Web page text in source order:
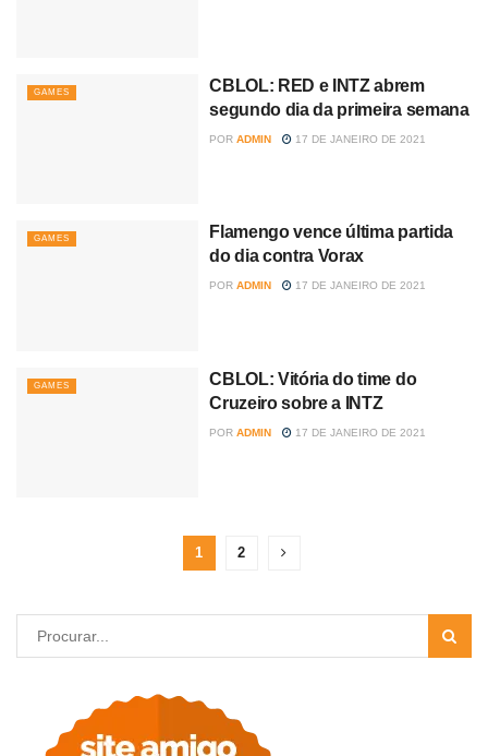
GAMES
CBLOL: RED e INTZ abrem
segundo dia da primeira semana
POR ADMIN 17 DE JANEIRO DE 2021
GAMES
Flamengo vence última partida
do dia contra Vorax
POR ADMIN 17 DE JANEIRO DE 2021
GAMES
CBLOL: Vitória do time do
Cruzeiro sobre a INTZ
POR ADMIN 17 DE JANEIRO DE 2021
1 2